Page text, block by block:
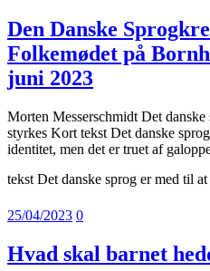
Den Danske
Folkemødet på
juni 2023
Morten Messerschmidt Det danske
styrkes Kort tekst Det danske
identitet, men det er truet af
tekst Det danske sprog er med til
25/04/2023 0
Hvad skal barnet